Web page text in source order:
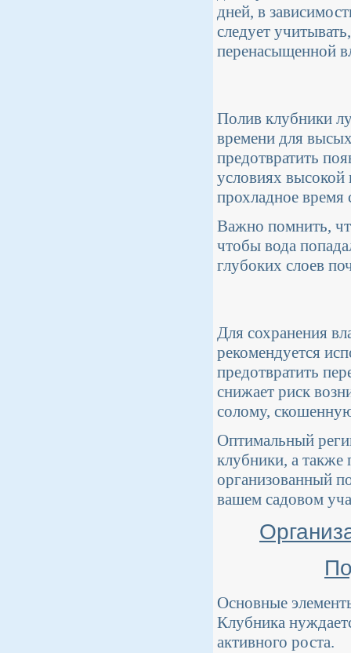
дней, в
следует
перенасыщенной
Полив клубники
времени для
предотвратить
условиях высокой
прохладное время
Важно помнить,
чтобы вода
глубоких слоев
Для сохранения
рекомендуется
предотвратить
снижает риск
солому,
Оптимальный
клубники, а также
организованный
вашем садовом
Основные
Клубника
активного роста.